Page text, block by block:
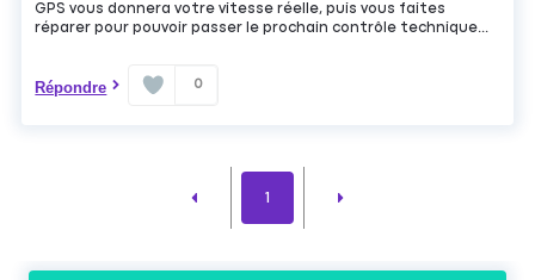
GPS vous donnera votre vitesse réelle, puis vous faites
réparer pour pouvoir passer le prochain contrôle technique...
Répondre 0
1